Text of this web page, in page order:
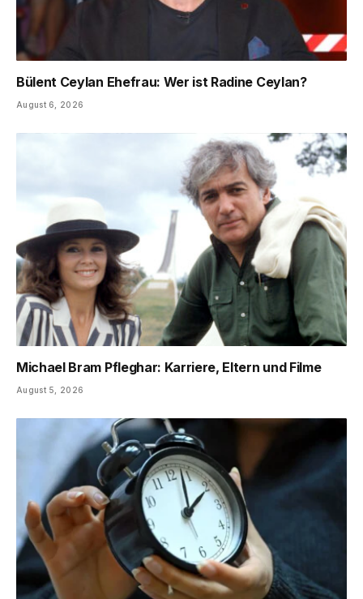
Bülent Ceylan Ehefrau: Wer ist Radine Ceylan?
August 6, 2026
Michael Bram Pfleghar: Karriere, Eltern und Filme
August 5, 2026